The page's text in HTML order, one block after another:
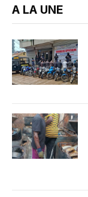
A LA UNE